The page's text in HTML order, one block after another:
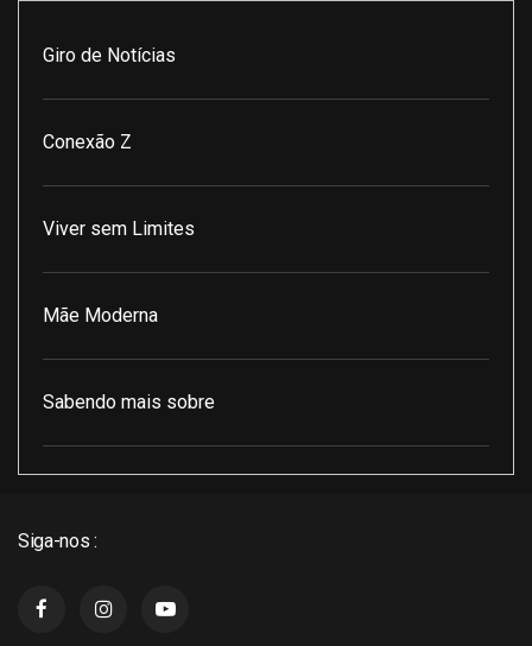
Giro de Notícias
Conexão Z
Viver sem Limites
Mãe Moderna
Sabendo mais sobre
Siga-nos :